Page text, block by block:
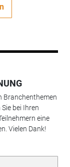
Branchenthemen
bei Ihren
eine
Vielen Dank!